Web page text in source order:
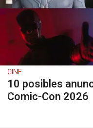
CINE
10 posibles
Comic-Con 2026